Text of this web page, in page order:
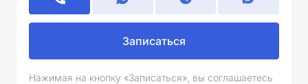
Записаться
Нажимая на кнопку «Записаться», вы соглашаетесь